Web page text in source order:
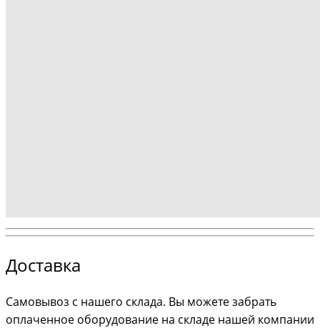
Доставка
Самовывоз с нашего склада. Вы можете забрать
оплаченное оборудование на складе нашей компании